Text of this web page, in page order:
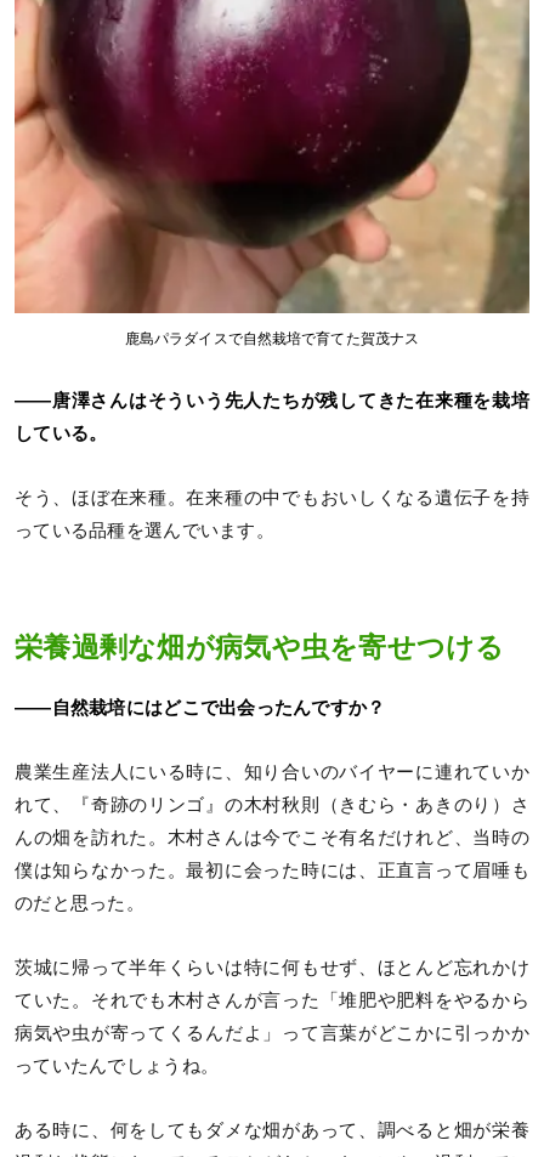
鹿島パラダイスで自然栽培で育てた賀茂ナス
――唐澤さんはそういう先人たちが残してきた在来種を栽培
している。
そう、ほぼ在来種。在来種の中でもおいしくなる遺伝子を持
っている品種を選んでいます。
栄養過剰な畑が病気や虫を寄せつける
――自然栽培にはどこで出会ったんですか？
農業生産法人にいる時に、知り合いのバイヤーに連れていか
れて、『奇跡のリンゴ』の木村秋則（きむら・あきのり）さ
んの畑を訪れた。木村さんは今でこそ有名だけれど、当時の
僕は知らなかった。最初に会った時には、正直言って眉唾も
のだと思った。
茨城に帰って半年くらいは特に何もせず、ほとんど忘れかけ
ていた。それでも木村さんが言った「堆肥や肥料をやるから
病気や虫が寄ってくるんだよ」って言葉がどこかに引っかか
っていたんでしょうね。
ある時に、何をしてもダメな畑があって、調べると畑が栄養